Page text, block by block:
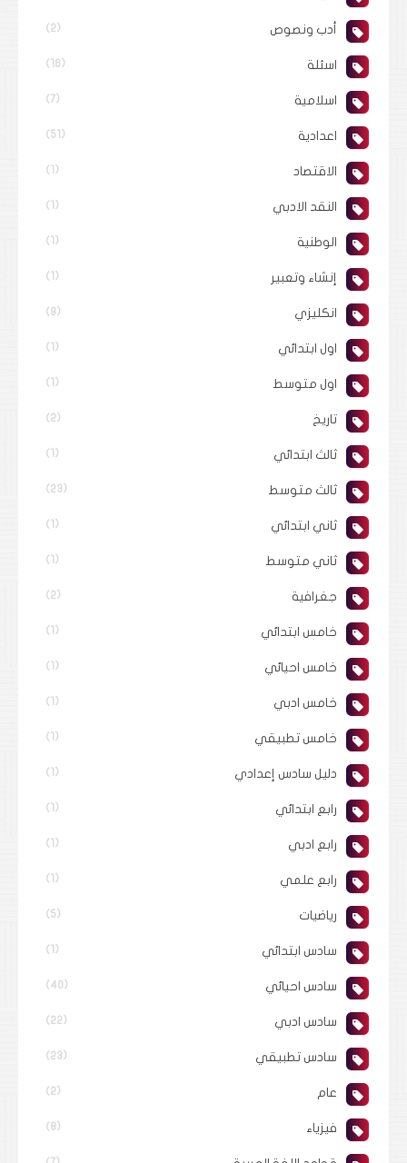
أدب ونصوص (2)
اسئلة (16)
اسلامية (7)
اعدادية (51)
الاقتصاد (1)
النقد الادبي (1)
الوطنية (1)
إنشاء وتعبير (1)
انكليزي (9)
اول ابتدائي (1)
اول متوسط (1)
تاريخ (2)
ثالث ابتدائي (1)
ثالث متوسط (23)
ثاني ابتدائي (1)
ثاني متوسط (1)
جغرافية (2)
خامس ابتدائي (1)
خامس احيائي (1)
خامس ادبي (1)
خامس تطبيقي (1)
دليل سادس إعدادي (1)
رابع ابتدائي (1)
رابع ادبي (1)
رابع علمي (1)
رياضيات (5)
سادس ابتدائي (1)
سادس احيائي (40)
سادس ادبي (22)
سادس تطبيقي (23)
عام (2)
فيزياء (8)